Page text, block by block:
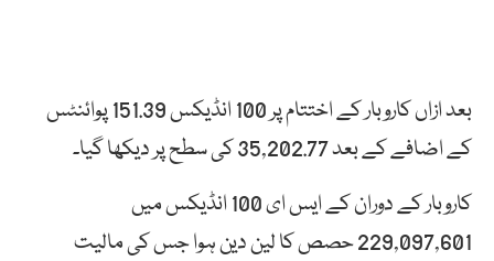
بعد ازاں کاروبار کے اختتام پر 100 انڈیکس 151.39 پوائنٹس
کے اضافے کے بعد 35,202.77 کی سطح پر دیکھا گیا۔
کاروبار کے دوران کے ایس ای 100 انڈیکس میں
229,097,601 حصص کا لین دین ہوا جس کی مالیت